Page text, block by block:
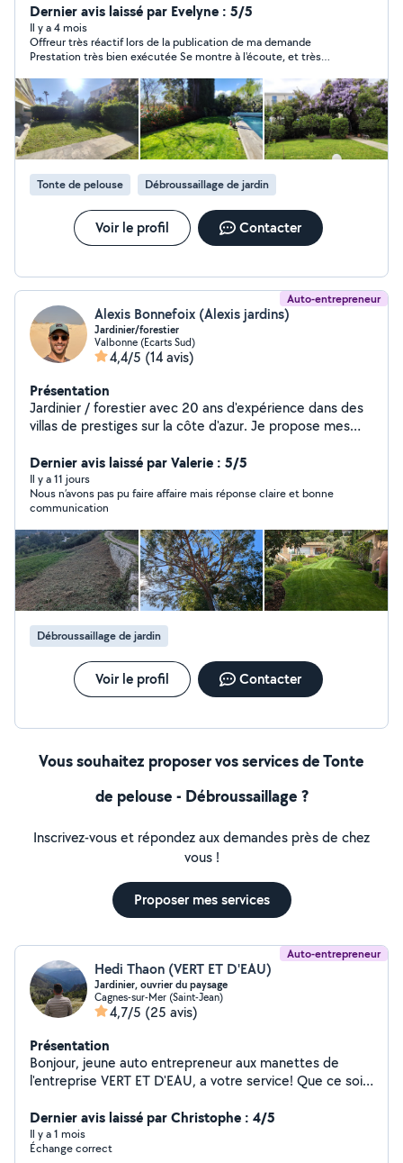
plusieurs années d'expérience, je propose des services
sur mesure allant de la création de jardins esthétiques
et harmonieux à leur entretien régulier. Chaque projet
est unique, et je mets un point d'honneur à comprendre
vos besoins pour créer des aménagements qui
respectent l'environnement, tout en étant fonctionnels
et faciles à entretenir. Mes prestations incluent la
conception d'espaces verts, l'installation de systèmes
d'arrosage éco-responsables, la plantation de végétaux
adaptés à votre sol et à votre climat, ainsi que
l'entretien régulier pour garantir la beauté et la santé de
votre jardin tout au long de l'année. Mon objectif est
simple : faire de votre jardin un lieu de bien-être qui
vous ressemble et qui valorise votre propriété. Le trèfle
Dernier avis laissé par Evelyne : 5/5
Il y a 4 mois
Offreur très réactif lors de la publication de ma demande
Prestation très bien exécutée Se montre à l'écoute, et très
Tonte de pelouse Débroussaillage de jardin
Voir le profil Contacter
Auto-entrepreneur
Alexis Bonnefoix (Alexis jardins)
Jardinier/forestier
Valbonne (Ecarts Sud)
4,4/5 (14 avis)
Présentation
Jardinier / forestier avec 20 ans d'expérience dans des
villas de prestiges sur la côte d'azur. Je propose mes
Débroussaillage, abattage et élagage . N'hésitez pas à
me contacter pour un devis gratuit .
Dernier avis laissé par Valerie : 5/5
Il y a 11 jours
Nous n’avons pas pu faire affaire mais réponse claire et bonne
communication
Débroussaillage de jardin
Voir le profil Contacter
Vous souhaitez proposer vos services de Tonte
de pelouse - Débroussaillage ?
Inscrivez-vous et répondez aux demandes près de chez
vous !
Proposer mes services
Auto-entrepreneur
Hedi Thaon (VERT ET D'EAU)
Jardinier, ouvrier du paysage
Cagnes-sur-Mer (Saint-Jean)
4,7/5 (25 avis)
Présentation
Bonjour, jeune auto entrepreneur aux manettes de
l'entreprise VERT ET D'EAU, a votre service! Que ce soit
remise en etat générale, tailles de haies, arrosage
automatique, en passant par du gros débroussaillage au
simple nettoyage, je sais tout faire! Je suis la pour
Dernier avis laissé par Christophe : 4/5
Il y a 1 mois
Échange correct